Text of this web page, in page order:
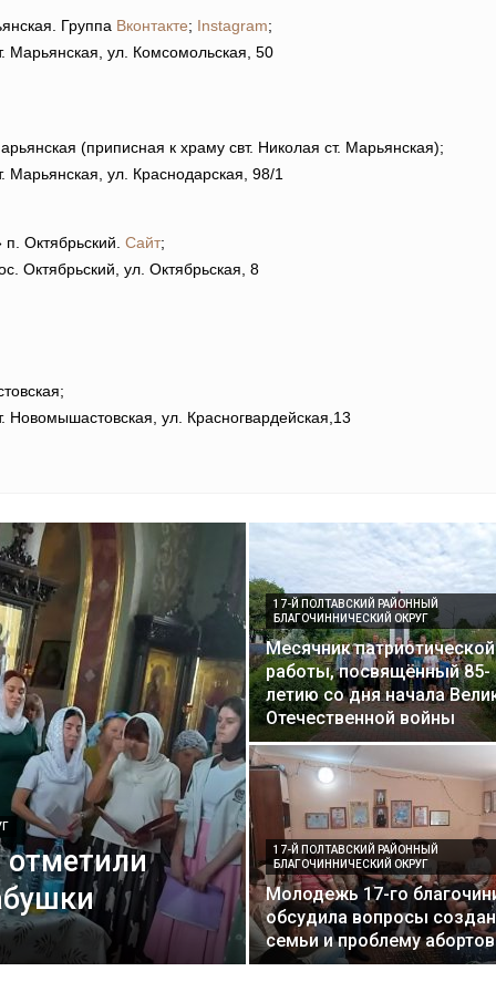
Группа Вконтакте; Instagram;
Марьянская, ул. Комсомольская, 50
(приписная к храму свт. Николая ст. Марьянская);
Марьянская, ул. Краснодарская, 98/1
Октябрьский. Сайт;
Октябрьский, ул. Октябрьская, 8
Новомышастовская, ул. Красногвардейская,13
отметили
17-Й ПОЛТАВСКИЙ РАЙОННЫЙ
БЛАГОЧИННИЧЕСКИЙ ОКРУГ
Месячник патриотической
работы, посвящённый 85-
летию со дня начала
Отечественной войны
17-Й ПОЛТАВСКИЙ РАЙОННЫЙ
БЛАГОЧИННИЧЕСКИЙ ОКРУГ
Молодежь 17-го
обсудила вопросы
семьи и проблему абортов